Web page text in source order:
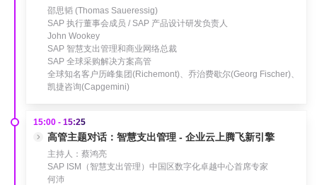
邵思韬 (Thomas Saueressig)
SAP 执行董事会成员 / SAP 产品设计研发负责人
John Wookey
SAP 智慧支出管理和商业网络总裁
SAP 全球采购解决方案高管
全球知名客户历峰集团(Richemont)、乔治费歇尔(Georg Fischer)、
凯捷咨询(Capgemini)
15:00 - 15:25
高管主题对话：智慧支出管理 - 企业云上腾飞新引擎
主持人：蔡鸿亮
SAP ISM（智慧支出管理）中国区数字化卓越中心首席专家
何沛